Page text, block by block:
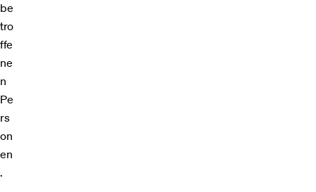
be
tro
ffe
ne
n
Pe
rs
on
en
.